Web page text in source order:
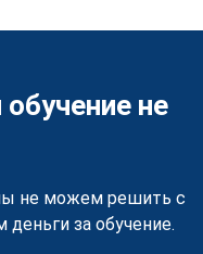
не
не можем решить с
за обучение.